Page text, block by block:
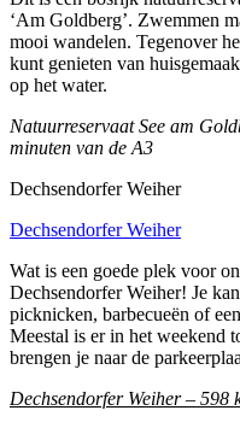
‘Am Goldberg’. Zwemmen
mooi wandelen. Tegenover
kunt genieten van
op het water.
Natuurreservaat See am
minuten van de A3
Dechsendorfer Weiher
Dechsendorfer Weiher
Wat is een goede plek voor
Dechsendorfer Weiher! Je
picknicken, barbecueën of
Meestal is er in het weekend
brengen je naar de
Dechsendorfer Weiher – 598